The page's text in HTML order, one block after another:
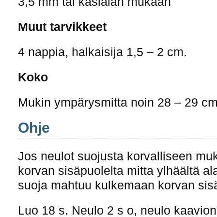
Muut tarvikkeet
4 nappia, halkaisija 1,5 – 2 cm.
Koko
Mukin ympärysmitta noin 28 – 29
Ohje
Jos neulot suojusta korvalliseen
korvan sisäpuolelta mitta ylhäältä
suoja mahtuu kulkemaan korvan
Luo 18 s. Neulo 2 s o, neulo